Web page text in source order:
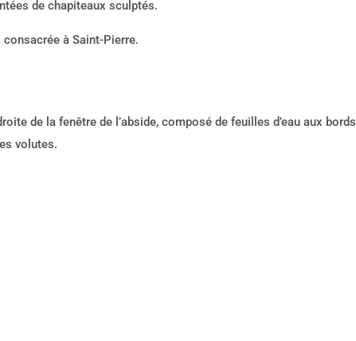
de chapiteaux sculptés.
à Saint-Pierre.
de la fenêtre de l’abside, composé de feuilles d’eau aux bords
volutes.